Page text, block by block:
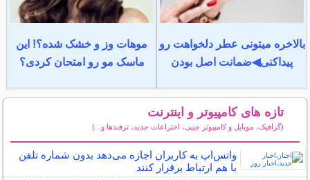
بالاخره میتونی عطر دلخواهت رو
پیداکنی◀ضمانت اصل بودن
موهات وز و خشک شده؟! این
ماسک مو رو امتحان کردی؟
تازه های کامپیوتر و اینترنت
(گرافیک، موبایل و کامپیوتر جیبی، اختراعات جدید، ترفندها و...)
واتس‌اپ به کاربران اجازه می‌دهد بدون شماره تلفن
با هم ارتباط برقرار کنند